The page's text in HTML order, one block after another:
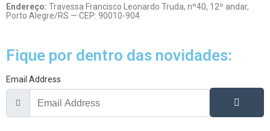
Endereço: Travessa Francisco Leonardo Truda, nº40, 12º andar,
Porto Alegre/RS — CEP: 90010-904
Fique por dentro das novidades:
Email Address